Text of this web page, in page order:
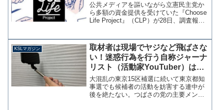
公共メディアを謳いながら立憲民主党か
ら多額の資金提供を受けていた『Choose
Life Project』（CLP）が28日、調査報告
活動再開にあたって9月30日19...
KSLマガジン
取材者は現場でヤジなど飛ばさな
い！迷惑行為を行う自称ジャーナ
リスト（活動家YouTuber）は排
除してよし！【マガジン232号】
大混乱の東京15区補選に続いて東京都知
事選でも候補者の活動を妨害する連中が
後を絶たない。つばさの党の主要メンバ